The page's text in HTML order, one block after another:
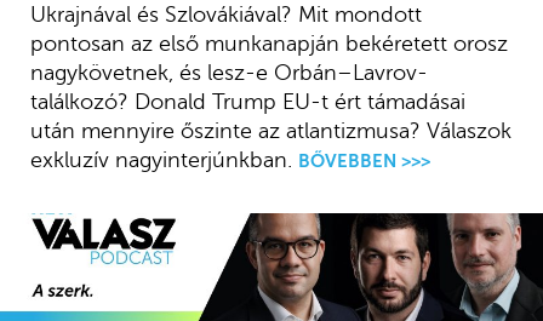
Ukrajnával és Szlovákiával? Mit mondott
pontosan az első munkanapján bekéretett orosz
nagykövetnek, és lesz-e Orbán–Lavrov-
találkozó? Donald Trump EU-t ért támadásai
után mennyire őszinte az atlantizmusa? Válaszok
exkluzív nagyinterjúnkban. BŐVEBBEN >>>